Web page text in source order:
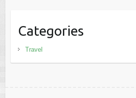
Categories
Travel